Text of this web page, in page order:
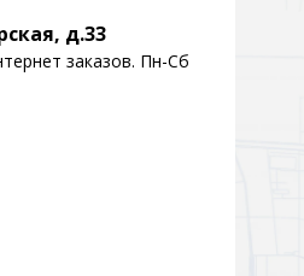
Перейти в раздел
д.33
заказов. Пн-Сб